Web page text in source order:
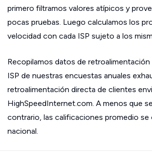
primero filtramos valores atípicos y
pocas pruebas. Luego calculamos los
velocidad con cada ISP sujeto a los
Recopilamos datos de
ISP de nuestras encuestas anuales
retroalimentación directa de clientes
HighSpeedInternet.com. A menos que
contrario, las calificaciones promedio se
nacional.